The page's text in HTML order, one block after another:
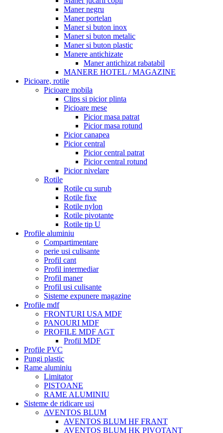
Maner negru
Maner portelan
Maner si buton inox
Maner si buton metalic
Maner si buton plastic
Manere antichizate
Maner antichizat rabatabil
MANERE HOTEL / MAGAZINE
Picioare, rotile
Picioare mobila
Clips si picior plinta
Picioare mese
Picior masa patrat
Picior masa rotund
Picior canapea
Picior central
Picior central patrat
Picior central rotund
Picior nivelare
Rotile
Rotile cu surub
Rotile fixe
Rotile nylon
Rotile pivotante
Rotile tip U
Profile aluminiu
Compartimentare
perie usi culisante
Profil cant
Profil intermediar
Profil maner
Profil usi culisante
Sisteme expunere magazine
Profile mdf
FRONTURI USA MDF
PANOURI MDF
PROFILE MDF AGT
Profil MDF
Profile PVC
Pungi plastic
Rame aluminiu
Limitator
PISTOANE
RAME ALUMINIU
Sisteme de ridicare usi
AVENTOS BLUM
AVENTOS BLUM HF FRANT
AVENTOS BLUM HK PIVOTANT